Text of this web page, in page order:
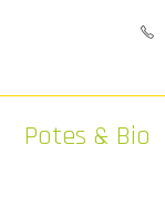
Potes & Bio